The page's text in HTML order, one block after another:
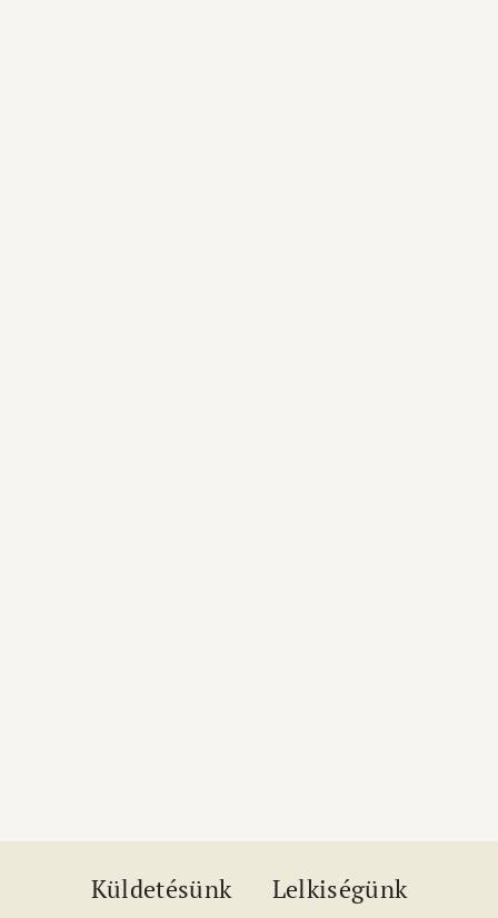
Küldetésünk
Lelkiségünk